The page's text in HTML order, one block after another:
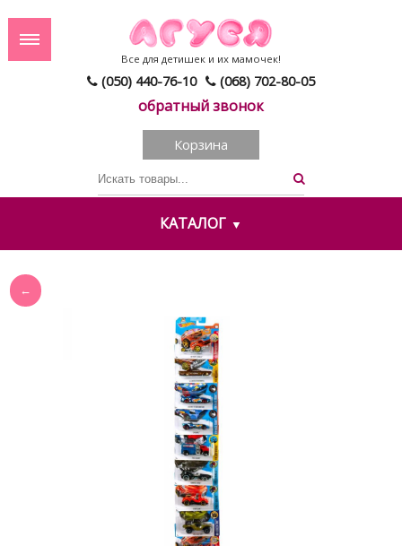
(050) 440-76-10 (068) 702-80-05
обратный звонок
Все для детишек и их мамочек!
Корзина
КАТАЛОГ